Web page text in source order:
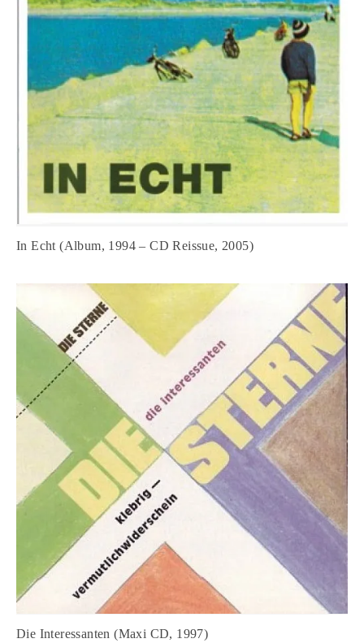
In Echt (Album, 1994 – CD Reissue, 2005)
Die Interessanten (Maxi CD, 1997)